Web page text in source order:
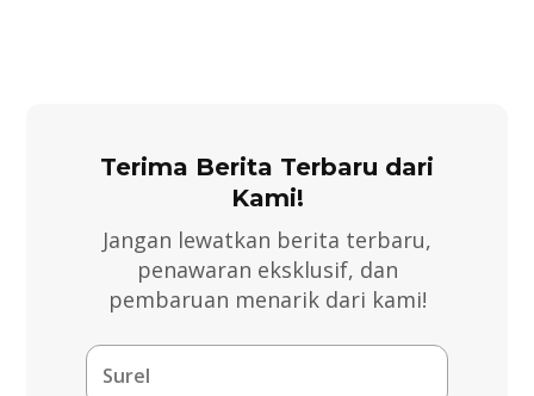
Terima Berita Terbaru dari
Kami!
Jangan lewatkan berita terbaru,
penawaran eksklusif, dan
pembaruan menarik dari kami!